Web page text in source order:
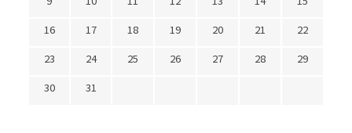
16
17 18 19 20 21
22
23
24 25 26 27 28
29
30
31